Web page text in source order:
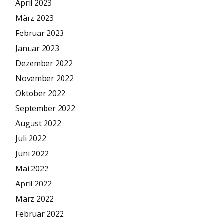
April 2023
März 2023
Februar 2023
Januar 2023
Dezember 2022
November 2022
Oktober 2022
September 2022
August 2022
Juli 2022
Juni 2022
Mai 2022
April 2022
März 2022
Februar 2022